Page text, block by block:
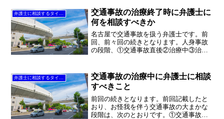
弁護士は口が上手く、交渉力があるので
しょうか。もちろん、それ...
弁護士に相談するタイミング
交通事故の治療終了時に弁護士に
何を相談すべきか
名古屋で交通事故を扱う弁護士です。前
回、前々回の続きとなります。人身事故
の段階、①交通事故直後②治療中③治療
が成立しなかった場合）の中から、③治
療終了時に弁護士に相談す...
弁護士に相談するタイミング
交通事故の治療中に弁護士に相談
すべきこと
前回の続きとなります。前回記載したと
おり、お怪我を伴う交通事故の大まかな
段階は、次のとおりです。①交通事故直